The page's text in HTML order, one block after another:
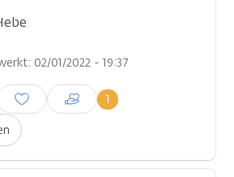
02/01/2022 - 19:37
1
een reactie te